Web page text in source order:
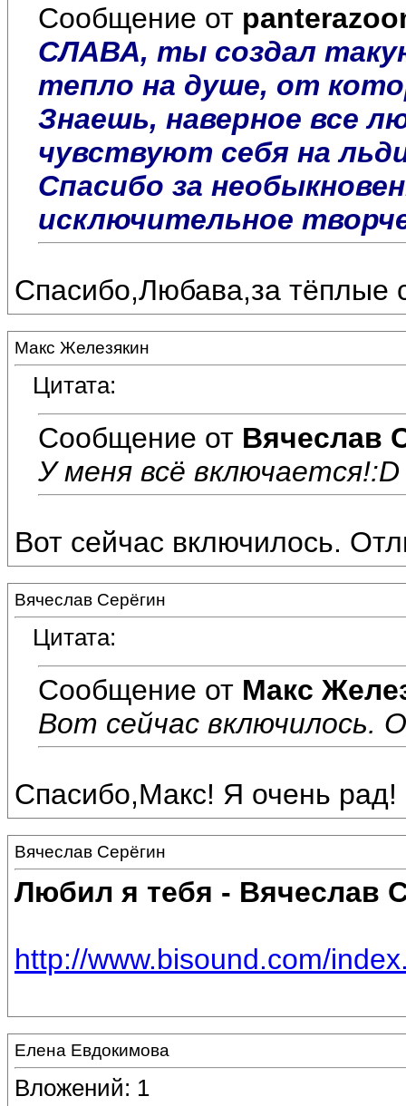
Сообщение от
СЛАВА, ты создал
тепло на душе, от
Знаешь, наверное все
чувствуют себя на
Спасибо за
исключительное
Спасибо,Любава,за тёплые
Макс Железякин
Цитата:
Сообщение от Вячеслав
У меня всё включается!:D
Вот сейчас включилось.
Вячеслав Серёгин
Цитата:
Сообщение от Макс
Вот сейчас включилось.
Спасибо,Макс! Я очень рад!
Вячеслав Серёгин
Любил я тебя - Вячеслав
http://www.bisound.com/
Елена Евдокимова
Вложений: 1